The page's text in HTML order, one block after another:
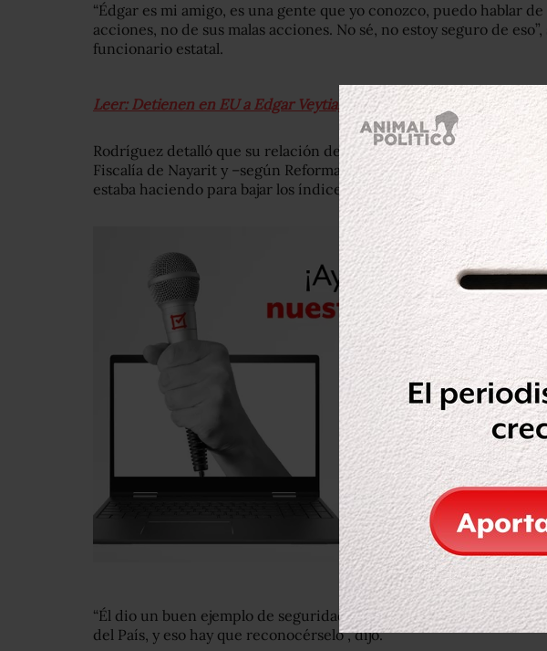
“Édgar es mi amigo, es una gente que yo conozco, puedo hablar de
acciones, no de sus malas acciones. No sé, no estoy seguro de eso”,
funcionario estatal.
Leer: Detienen en EU a Edgar Veytia, fiscal de Nayarit, por
Rodríguez detalló que su relación de amistad con Veytia inició por
Fiscalía de Nayarit y –según Reforma– admitió que incluso le
estaba haciendo para bajar los índices delictivos en esa entidad.
“Él dio un buen ejemplo de seguridad en Nayarit, está en primer
del País, y eso hay que reconocérselo”, dijo.